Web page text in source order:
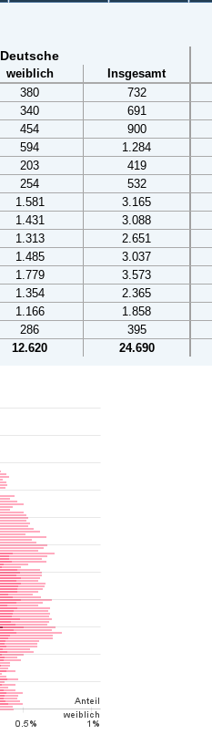
Deutsche
weiblich Insgesamt
380 732
340 691
454 900
594 1.284
203 419
254 532
1.581 3.165
1.431 3.088
1.313 2.651
1.485 3.037
1.779 3.573
1.354 2.365
1.166 1.858
286 395
12.620 24.690